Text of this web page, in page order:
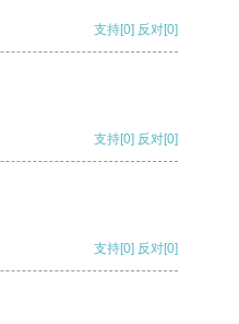
支持[0] 反对[0]
支持[0] 反对[0]
支持[0] 反对[0]